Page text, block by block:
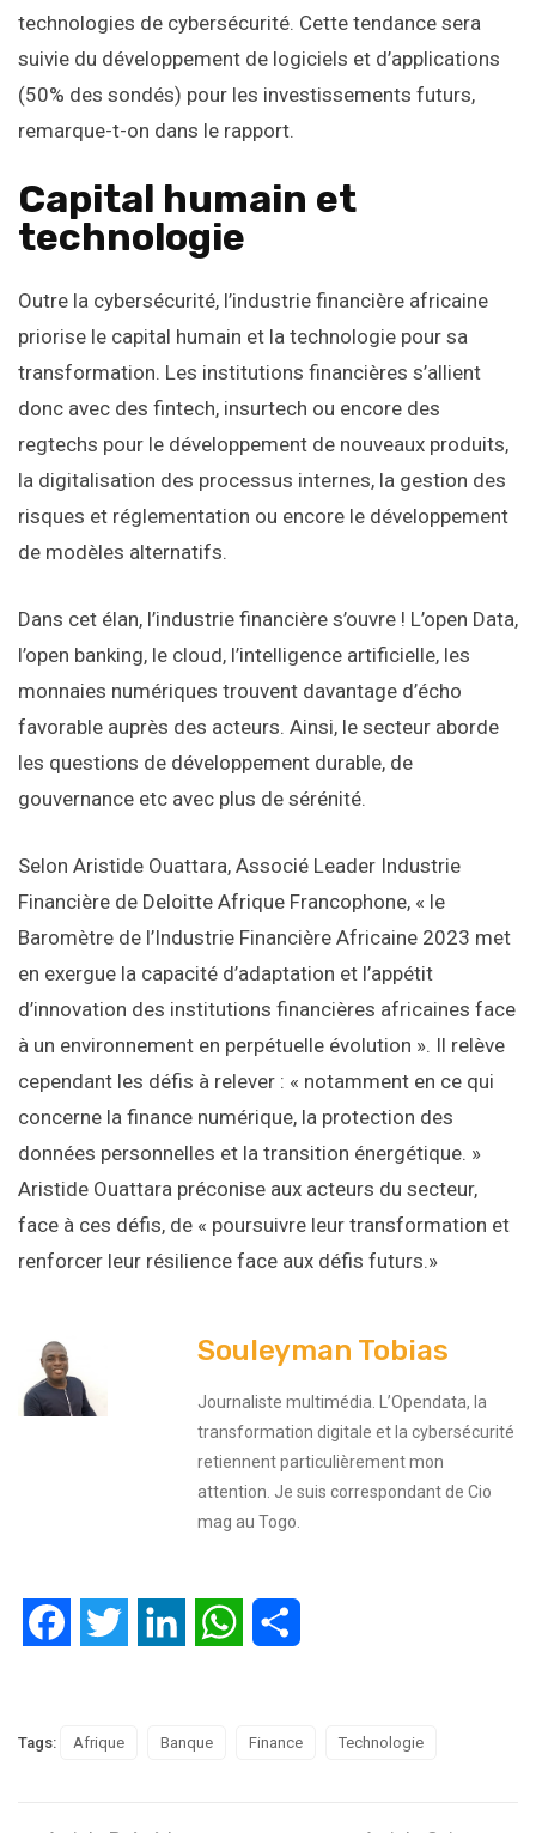
technologies de cybersécurité. Cette tendance sera
suivie du développement de logiciels et d’applications
(50% des sondés) pour les investissements futurs,
remarque-t-on dans le rapport.
Capital humain et
technologie
Outre la cybersécurité, l’industrie financière africaine
priorise le capital humain et la technologie pour sa
transformation. Les institutions financières s’allient
donc avec des fintech, insurtech ou encore des
regtechs pour le développement de nouveaux produits,
la digitalisation des processus internes, la gestion des
risques et réglementation ou encore le développement
de modèles alternatifs.
Dans cet élan, l’industrie financière s’ouvre ! L’open Data,
l’open banking, le cloud, l’intelligence artificielle, les
monnaies numériques trouvent davantage d’écho
favorable auprès des acteurs. Ainsi, le secteur aborde
les questions de développement durable, de
gouvernance etc avec plus de sérénité.
Selon Aristide Ouattara, Associé Leader Industrie
Financière de Deloitte Afrique Francophone, « le
Baromètre de l’Industrie Financière Africaine 2023 met
en exergue la capacité d’adaptation et l’appétit
d’innovation des institutions financières africaines face
à un environnement en perpétuelle évolution ». Il relève
cependant les défis à relever : « notamment en ce qui
concerne la finance numérique, la protection des
données personnelles et la transition énergétique. »
Aristide Ouattara préconise aux acteurs du secteur,
face à ces défis, de « poursuivre leur transformation et
renforcer leur résilience face aux défis futurs.»
Souleyman Tobias
Journaliste multimédia. L’Opendata, la
transformation digitale et la cybersécurité
retiennent particulièrement mon
attention. Je suis correspondant de Cio
mag au Togo.
FacebookTwitter LinkedIn WhatsApp
Tags: Afrique Banque Finance Technologie